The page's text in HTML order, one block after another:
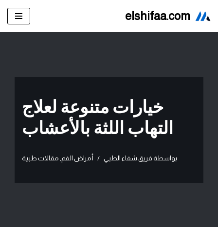
elshifaa.com
خيارات متنوعة لعلاج
التهاب اللثة بالأعشاب
بواسطة فريق شفاء الطبي أمراض الفم مقالات طبية